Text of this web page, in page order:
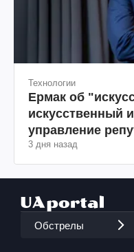
Технологии
Ермак об
искусственный
управление
3 дня назад
Обстрелы